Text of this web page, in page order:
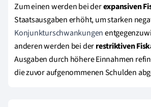
Zum einen werden bei derexpansiven
Staatsausgaben erhöht, um starken
Konjunkturschwankungen
anderen werden bei derrestriktiven
Ausgaben durch höhere Einnahmen
die zuvor aufgenommenen Schulden